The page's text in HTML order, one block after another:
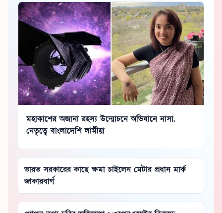
মহাকাশের অজানা রহস্য উন্মোচনে অভিযানে নাসা,
নেতৃত্বে বাংলাদেশি লামীয়া
ভারত সরকারের কাছে ক্ষমা চাইলেন মেটার প্রধান মার্ক
জাকারবার্গ